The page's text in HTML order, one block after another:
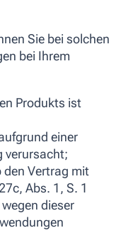
Sie bei solchen
bei Ihrem
Produkts ist
einer
verursacht;
den Vertrag mit
Abs. 1, S. 1
dieser